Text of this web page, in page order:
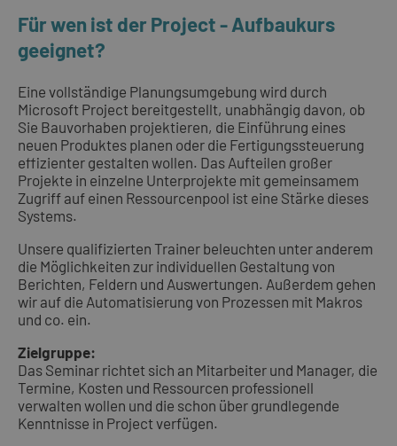
Für wen ist der Project - Aufbaukurs
geeignet?
Eine vollständige Planungsumgebung wird durch
Microsoft Project bereitgestellt, unabhängig davon, ob
Sie Bauvorhaben projektieren, die Einführung eines
neuen Produktes planen oder die Fertigungssteuerung
effizienter gestalten wollen. Das Aufteilen großer
Projekte in einzelne Unterprojekte mit gemeinsamem
Zugriff auf einen Ressourcenpool ist eine Stärke dieses
Systems.
Unsere qualifizierten Trainer beleuchten unter anderem
die Möglichkeiten zur individuellen Gestaltung von
Berichten, Feldern und Auswertungen. Außerdem gehen
wir auf die Automatisierung von Prozessen mit Makros
und co. ein.
Zielgruppe:
Das Seminar richtet sich an Mitarbeiter und Manager, die
Termine, Kosten und Ressourcen professionell
verwalten wollen und die schon über grundlegende
Kenntnisse in Project verfügen.